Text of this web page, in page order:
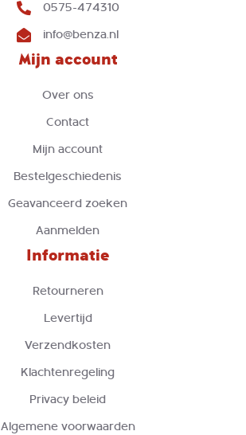
0575-474310
info@benza.nl
Mijn account
Over ons
Contact
Mijn account
Bestelgeschiedenis
Geavanceerd zoeken
Aanmelden
Informatie
Retourneren
Levertijd
Verzendkosten
Klachtenregeling
Privacy beleid
Algemene voorwaarden